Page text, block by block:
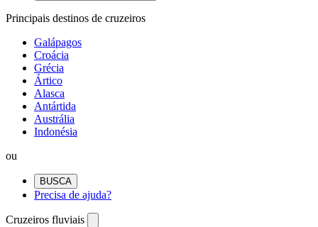
Principais destinos de cruzeiros
Galápagos
Croácia
Grécia
Ártico
Alasca
Antártida
Austrália
Indonésia
ou
BUSCA
Precisa de ajuda?
Cruzeiros fluviais